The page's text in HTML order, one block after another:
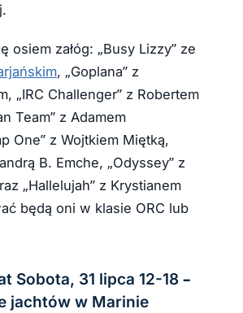
osiem załóg: „Busy Lizzy” ze
, „Goplana” z
„IRC Challenger” z Robertem
Team” z Adamem
One” z Wojtkiem Miętką,
B. Emche, „Odyssey” z
„Hallelujah” z Krystianem
będą oni w klasie ORC lub
Sobota, 31 lipca 12-18 –
jachtów w Marinie